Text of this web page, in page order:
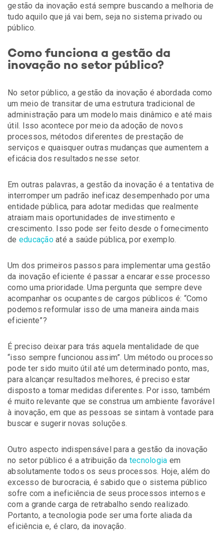
gestão da inovação está sempre buscando a melhoria de
tudo aquilo que já vai bem, seja no sistema privado ou
público.
Como funciona a gestão da
inovação no setor público?
No setor público, a gestão da inovação é abordada como
um meio de transitar de uma estrutura tradicional de
administração para um modelo mais dinâmico e até mais
útil. Isso acontece por meio da adoção de novos
processos, métodos diferentes de prestação de
serviços e quaisquer outras mudanças que aumentem a
eficácia dos resultados nesse setor.
Em outras palavras, a gestão da inovação é a tentativa de
interromper um padrão ineficaz desempenhado por uma
entidade pública, para adotar medidas que realmente
atraiam mais oportunidades de investimento e
crescimento. Isso pode ser feito desde o fornecimento
de educaçãoaté a saúde pública, por exemplo.
Um dos primeiros passos para implementar uma gestão
da inovação eficiente é passar a encarar esse processo
como uma prioridade. Uma pergunta que sempre deve
acompanhar os ocupantes de cargos públicos é: “Como
podemos reformular isso de uma maneira ainda mais
eficiente”?
É preciso deixar para trás aquela mentalidade de que
“isso sempre funcionou assim”. Um método ou processo
pode ter sido muito útil até um determinado ponto, mas,
para alcançar resultados melhores, é preciso estar
disposto a tomar medidas diferentes. Por isso, também
é muito relevante que se construa um ambiente favorável
à inovação, em que as pessoas se sintam à vontade para
buscar e sugerir novas soluções.
Outro aspecto indispensável para a gestão da inovação
no setor público é a atribuição da tecnologia em
absolutamente todos os seus processos. Hoje, além do
excesso de burocracia, é sabido que o sistema público
sofre com a ineficiência de seus processos internos e
com a grande carga de retrabalho sendo realizado.
Portanto, a tecnologia pode ser uma forte aliada da
eficiência e, é claro, da inovação.